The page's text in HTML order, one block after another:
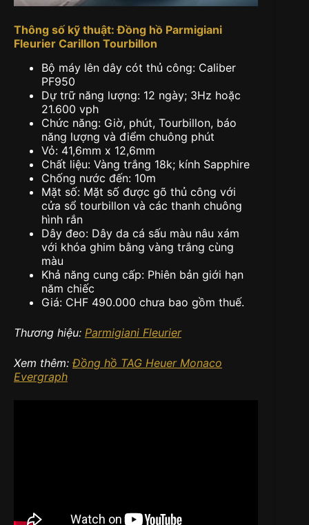
Thông số kỹ thuật: Đồng hồ Parmigiani
Fleurier Carillon Tourbillon
Bộ máy lên dây cót thủ công: Caliber
PF950
Dự trữ năng lượng: 12 ngày; 3Hz hoặc
21.600 vph
Chức năng: Giờ, phút, Tourbillon, báo
năng lượng và điểm chuông phút
Vỏ: 41,6mm x 12,6mm
Chất liệu: Vàng trắng 18k; kính Sapphire
Chống nước đến: 10m
Mặt số: Mặt số được gõ thủ công với
cửa sổ tourbillon và các thanh chuông
hình rắn
Dây đeo: Dây da cá sấu màu nâu xám
với khóa ghim bằng vàng trắng cùng
màu
Khả năng cung cấp: Phiên bản giới hạn
năm chiếc
Giá: CHF 490.000 chưa bao gồm thuế.
Thương hiệu: Parmigiani Fleurier
Xem thêm: Đồng hồ TAG Heuer Monaco
Evergraph